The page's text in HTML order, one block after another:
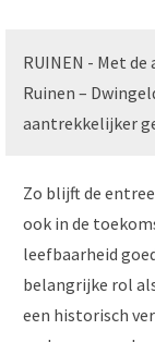
RUINEN - Met
Ruinen –
aantrekkelijker
Zo blijft de
ook in de
leefbaarheid
belangrijke rol
een historisch